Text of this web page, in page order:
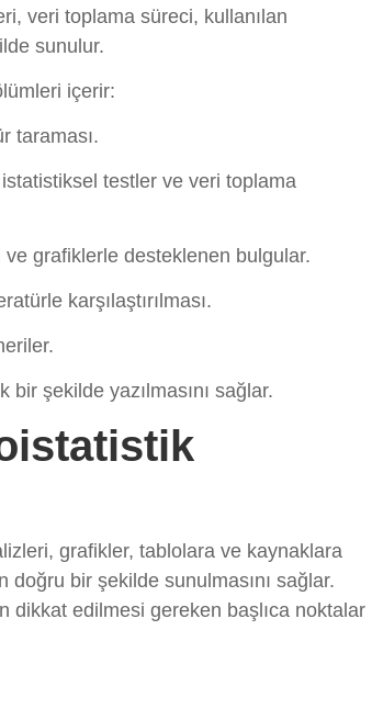
veri toplama süreci, kullanılan
sunulur.
içerir:
taraması.
istatistiksel testler ve veri toplama
grafiklerle desteklenen bulgular.
karşılaştırılması.
şekilde yazılmasını sağlar.
grafikler, tablolara ve kaynaklara
doğru bir şekilde sunulmasını sağlar.
dikkat edilmesi gereken başlıca noktalar